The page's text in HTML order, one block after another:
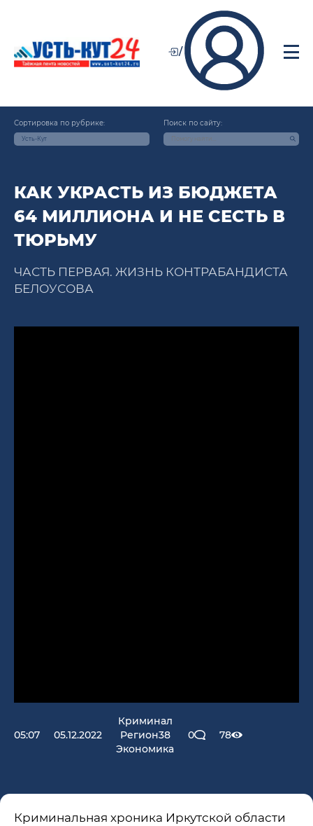
/
Сортировка по рубрике:
Усть-Кут
Поиск по сайту:
КАК УКРАСТЬ ИЗ БЮДЖЕТА
64 МИЛЛИОНА И НЕ СЕСТЬ В
ТЮРЬМУ
ЧАСТЬ ПЕРВАЯ. ЖИЗНЬ КОНТРАБАНДИСТА
БЕЛОУСОВА
05:07 05.12.2022
Криминал
Регион38
Экономика
0 78
Криминальная хроника Иркутской области